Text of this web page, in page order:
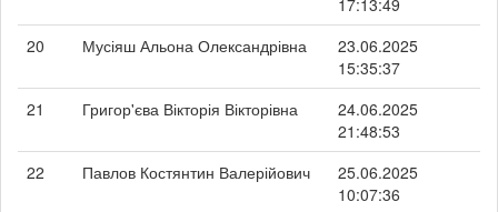
17:13:49
20
Мусіяш Альона Олександрівна
23.06.2025
15:35:37
21
Григор'єва Вікторія Вікторівна
24.06.2025
21:48:53
22
Павлов Костянтин Валерійович
25.06.2025
10:07:36